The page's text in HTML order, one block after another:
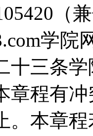
学
三条学
章程有
。本章